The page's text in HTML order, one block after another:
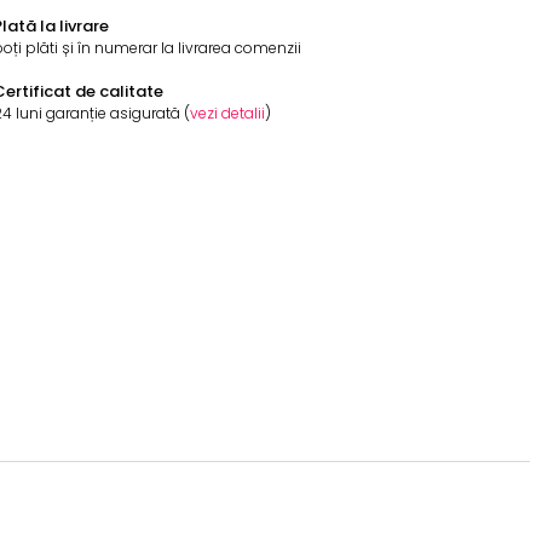
la livrare
plăti și în numerar la livrarea comenzii
de calitate
luni garanție asigurată (vezi detalii)